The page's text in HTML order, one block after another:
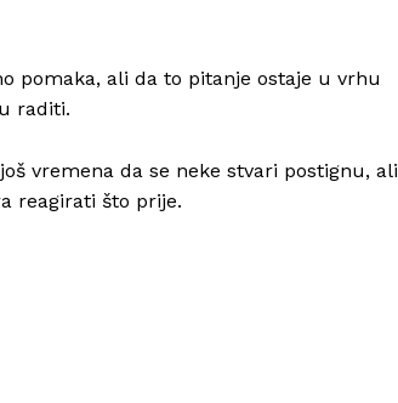
pomaka, ali da to pitanje ostaje u vrhu
raditi.
vremena da se neke stvari postignu, ali
reagirati što prije.